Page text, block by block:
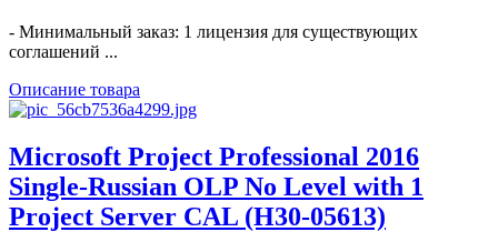
- Минимальный заказ: 1 лицензия для существующих
соглашений ...
Описание товара
Microsoft Project Professional 2016
Single-Russian OLP No Level with 1
Project Server CAL (H30-05613)